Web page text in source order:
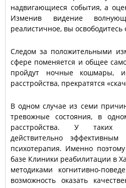
надвигающиеся события, а
Изменив видение
реалистичное, вы освободитесь
Следом за положительными
сфере поменяется и общее
пройдут ночные кошмары,
расстройства, прекратятся
В одном случае из семи
тревожные состояния, в
расстройства. У таких
действительно
психотерапия. Именно
базе Клиники реабилитации в
методиками когнитивно-
возможность оказать